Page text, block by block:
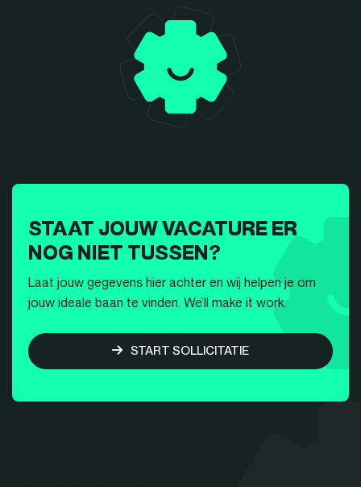
STAAT JOUW VACATURE ER
NOG NIET TUSSEN?
Laat jouw gegevens hier achter en wij helpen je om
jouw ideale baan te vinden. We’ll make it work.
START SOLLICITATIE